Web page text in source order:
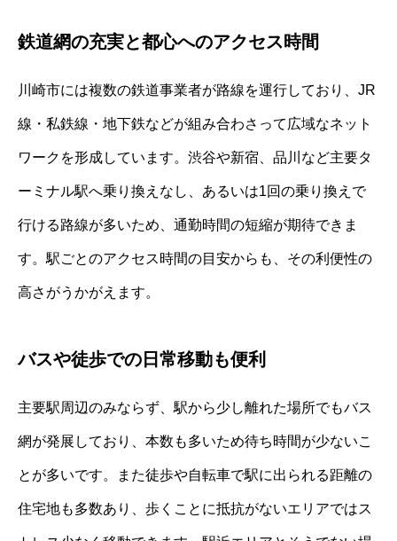
鉄道網の充実と都心へのアクセス時間
川崎市には複数の鉄道事業者が路線を運行しており、JR
線・私鉄線・地下鉄などが組み合わさって広域なネット
ワークを形成しています。渋谷や新宿、品川など主要タ
ーミナル駅へ乗り換えなし、あるいは1回の乗り換えで
行ける路線が多いため、通勤時間の短縮が期待できま
す。駅ごとのアクセス時間の目安からも、その利便性の
高さがうかがえます。
バスや徒歩での日常移動も便利
主要駅周辺のみならず、駅から少し離れた場所でもバス
網が発展しており、本数も多いため待ち時間が少ないこ
とが多いです。また徒歩や自転車で駅に出られる距離の
住宅地も多数あり、歩くことに抵抗がないエリアではス